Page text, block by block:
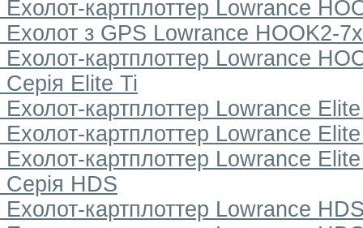
Ехолот-картплоттер Lowrance
Ехолот з GPS Lowrance HOOK2-
Ехолот-картплоттер Lowrance
Серія Elite Ti
Ехолот-картплоттер Lowrance
Ехолот-картплоттер Lowrance
Ехолот-картплоттер Lowrance
Серія HDS
Ехолот-картплоттер Lowrance